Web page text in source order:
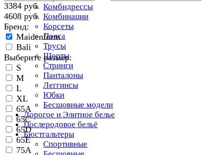
Комбидрессы
Комбинации
Корсеты
Пояса
Трусы
Шорты
Стринги
Панталоны
Леггинсы
Юбки
Бесшовные модели
Дорогое и Элитное белье
Послеродовое бельё
Бюстгальтеры
Спортивные
3384 руб.
4608 руб.
Бренд:
Maidenform
Bali
Выберите размер:
S
M
L
XL
65A
65C
65D
65E
75A